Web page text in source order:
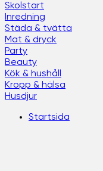
Skolstart
Inredning
Städa & tvätta
Mat & dryck
Party
Beauty
Kök & hushåll
Kropp & hälsa
Husdjur
Startsida